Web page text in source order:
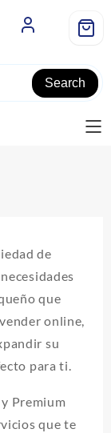
Search
de
que
online,
su
para ti.
Premium
que te